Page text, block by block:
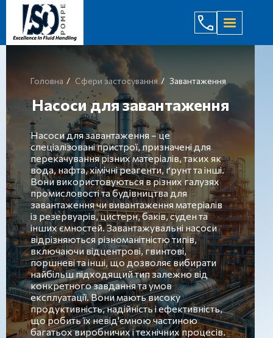
(044)
Головна Сфери застосування Завантаження
Насоси для завантаження
Насоси для завантаження – це
спеціалізовані пристрої, призначені для
перекачування різних матеріалів, таких як
вода, нафта, хімічні реагенти, ґрунт та інші.
Вони використовуються в різних галузях
промисловості та будівництва для
завантаження чи вивантаження матеріалів
із резервуарів, цистерн, баків, суден та
інших ємностей. Завантажувальні насоси
відрізняються різноманітністю типів,
включаючи відцентрові, гвинтові,
поршневі та інші, що дозволяє вибирати
найбільш підходящий тип залежно від
конкретного завдання та умов
експлуатації. Вони мають високу
продуктивність, надійність і ефективність,
що робить їх невід'ємною частиною
багатьох виробничих і технічних процесів.